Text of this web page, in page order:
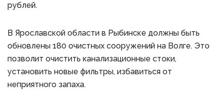
рублей.
В Ярославской области в Рыбинске должны быть
обновлены 180 очистных сооружений на Волге. Это
позволит очистить канализационные стоки,
установить новые фильтры, избавиться от
неприятного запаха.